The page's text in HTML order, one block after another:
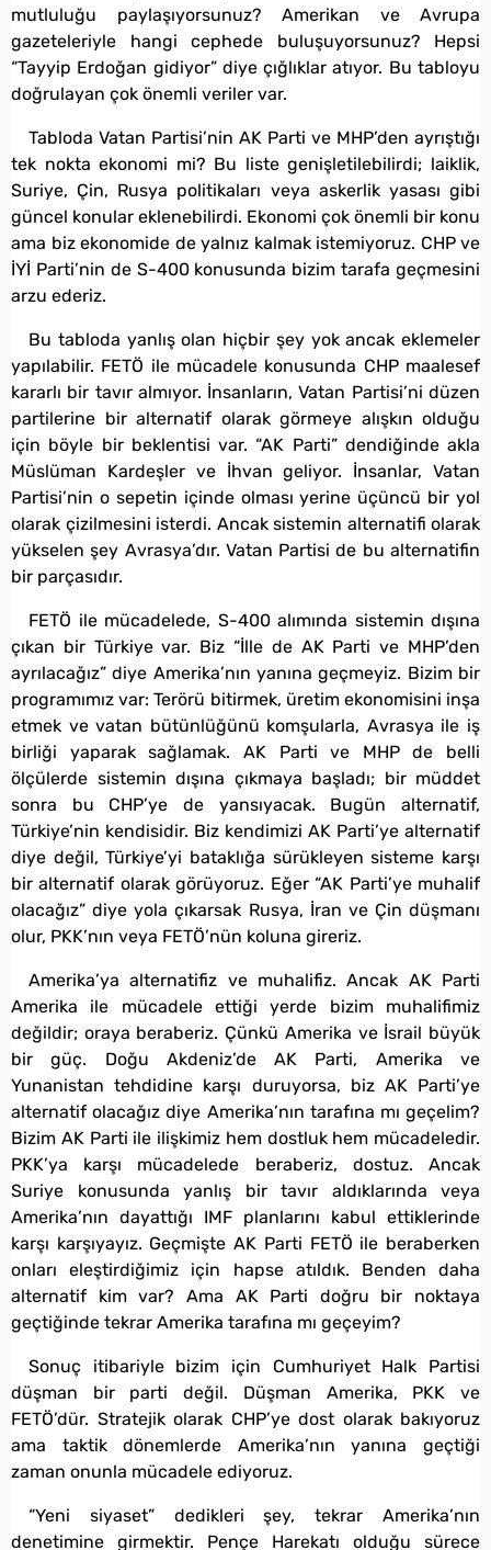
mutluluğu paylaşıyorsunuz? Amerikan ve Avrupa
gazeteleriyle hangi cephede buluşuyorsunuz? Hepsi
“Tayyip Erdoğan gidiyor” diye çığlıklar atıyor. Bu tabloyu
doğrulayan çok önemli veriler var.
Tabloda Vatan Partisi’nin AK Parti ve MHP’den ayrıştığı
tek nokta ekonomi mi? Bu liste genişletilebilirdi; laiklik,
Suriye, Çin, Rusya politikaları veya askerlik yasası gibi
güncel konular eklenebilirdi. Ekonomi çok önemli bir konu
ama biz ekonomide de yalnız kalmak istemiyoruz. CHP ve
İYİ Parti’nin de S-400 konusunda bizim tarafa geçmesini
arzu ederiz.
Bu tabloda yanlış olan hiçbir şey yok ancak eklemeler
yapılabilir. FETÖ ile mücadele konusunda CHP maalesef
kararlı bir tavır almıyor. İnsanların, Vatan Partisi’ni düzen
partilerine bir alternatif olarak görmeye alışkın olduğu
için böyle bir beklentisi var. “AK Parti” dendiğinde akla
Müslüman Kardeşler ve İhvan geliyor. İnsanlar, Vatan
Partisi’nin o sepetin içinde olması yerine üçüncü bir yol
olarak çizilmesini isterdi. Ancak sistemin alternatifi olarak
yükselen şey Avrasya’dır. Vatan Partisi de bu alternatifin
bir parçasıdır.
FETÖ ile mücadelede, S-400 alımında sistemin dışına
çıkan bir Türkiye var. Biz “İlle de AK Parti ve MHP’den
ayrılacağız” diye Amerika’nın yanına geçmeyiz. Bizim bir
programımız var: Terörü bitirmek, üretim ekonomisini inşa
etmek ve vatan bütünlüğünü komşularla, Avrasya ile iş
birliği yaparak sağlamak. AK Parti ve MHP de belli
ölçülerde sistemin dışına çıkmaya başladı; bir müddet
sonra bu CHP’ye de yansıyacak. Bugün alternatif,
Türkiye’nin kendisidir. Biz kendimizi AK Parti’ye alternatif
diye değil, Türkiye’yi bataklığa sürükleyen sisteme karşı
bir alternatif olarak görüyoruz. Eğer “AK Parti’ye muhalif
olacağız” diye yola çıkarsak Rusya, İran ve Çin düşmanı
olur, PKK’nın veya FETÖ’nün koluna gireriz.
Amerika’ya alternatifiz ve muhalifiz. Ancak AK Parti
Amerika ile mücadele ettiği yerde bizim muhalifimiz
değildir; oraya beraberiz. Çünkü Amerika ve İsrail büyük
bir güç. Doğu Akdeniz’de AK Parti, Amerika ve
Yunanistan tehdidine karşı duruyorsa, biz AK Parti’ye
alternatif olacağız diye Amerika’nın tarafına mı geçelim?
Bizim AK Parti ile ilişkimiz hem dostluk hem mücadeledir.
PKK’ya karşı mücadelede beraberiz, dostuz. Ancak
Suriye konusunda yanlış bir tavır aldıklarında veya
Amerika’nın dayattığı IMF planlarını kabul ettiklerinde
karşı karşıyayız. Geçmişte AK Parti FETÖ ile beraberken
onları eleştirdiğimiz için hapse atıldık. Benden daha
alternatif kim var? Ama AK Parti doğru bir noktaya
geçtiğinde tekrar Amerika tarafına mı geçeyim?
Sonuç itibariyle bizim için Cumhuriyet Halk Partisi
düşman bir parti değil. Düşman Amerika, PKK ve
FETÖ’dür. Stratejik olarak CHP’ye dost olarak bakıyoruz
ama taktik dönemlerde Amerika’nın yanına geçtiği
zaman onunla mücadele ediyoruz.
“Yeni siyaset” dedikleri şey, tekrar Amerika’nın
denetimine girmektir. Pençe Harekatı olduğu sürece